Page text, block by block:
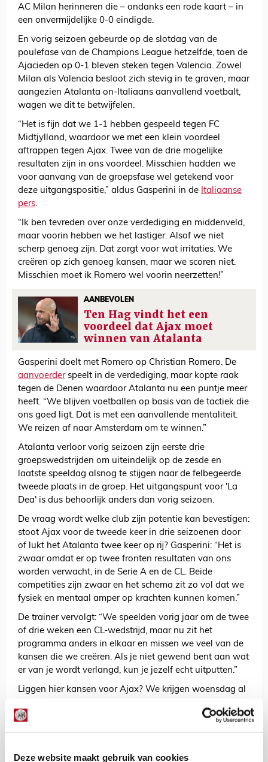
Deze website maakt gebruik van cookies
AC Milan herinneren die – ondanks een rode kaart – in
een onvermijdelijke 0-0 eindigde.
En vorig seizoen gebeurde op de slotdag van de
poulefase van de Champions League hetzelfde, toen de
Ajacieden op 0-1 bleven steken tegen Valencia. Zowel
Milan als Valencia besloot zich stevig in te graven, maar
aangezien Atalanta on-Italiaans aanvallend voetbalt,
wagen we dit te betwijfelen.
“Het is fijn dat we 1-1 hebben gespeeld tegen FC
Midtjylland, waardoor we met een klein voordeel
aftrappen tegen Ajax. Twee van de drie mogelijke
resultaten zijn in ons voordeel. Misschien hadden we
voor aanvang van de groepsfase wel getekend voor
deze uitgangspositie,” aldus Gasperini in de Italiaanse
pers.
“Ik ben tevreden over onze verdediging en middenveld,
maar voorin hebben we het lastiger. Alsof we niet
scherp genoeg zijn. Dat zorgt voor wat irritaties. We
creëren op zich genoeg kansen, maar we scoren niet.
Misschien moet ik Romero wel voorin neerzetten!”
AANBEVOLEN
Ten Hag vindt het een
voordeel dat Ajax moet
winnen van Atalanta
Gasperini doelt met Romero op Christian Romero. De
aanvoerderspeelt in de verdediging, maar kopte raak
tegen de Denen waardoor Atalanta nu een puntje meer
heeft. “We blijven voetballen op basis van de tactiek die
ons goed ligt. Dat is met een aanvallende mentaliteit.
We reizen af naar Amsterdam om te winnen.”
Atalanta verloor vorig seizoen zijn eerste drie
groepswedstrijden om uiteindelijk op de zesde en
laatste speeldag alsnog te stijgen naar de felbegeerde
tweede plaats in de groep. Het uitgangspunt voor 'La
Dea' is dus behoorlijk anders dan vorig seizoen.
De vraag wordt welke club zijn potentie kan bevestigen:
stoot Ajax voor de tweede keer in drie seizoenen door
of lukt het Atalanta twee keer op rij? Gasperini: “Het is
zwaar omdat er op twee fronten resultaten van ons
worden verwacht, in de Serie A en de CL. Beide
competities zijn zwaar en het schema zit zo vol dat we
fysiek en mentaal amper op krachten kunnen komen.”
De trainer vervolgt: “We speelden vorig jaar om de twee
of drie weken een CL-wedstrijd, maar nu zit het
programma anders in elkaar en missen we veel van de
kansen die we creëren. Als je niet gewend bent aan wat
er van je wordt verlangd, kun je jezelf echt uitputten.”
Liggen hier kansen voor Ajax? We krijgen woensdag al
Word lid van SV Ajax en krijg een Ajax-mondkapje